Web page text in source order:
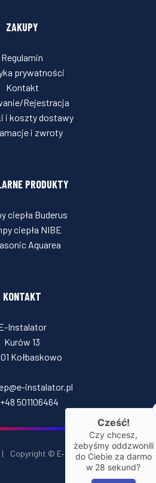
ZAKUPY
Regulamin
prywatności
Kontakt
Rejestracja
i koszty dostawy
i zwroty
PRODUKTY
ciepła Buderus
ciepła NIBE
Aquarea
KONTAKT
Instalator
Kurów 13
Kołbaskowo
instalator.pl
+48 501106464
| Copyright © E‑Installator 2026
Cześć!
Czy chcesz,
żebyśmy oddzwonili
do Ciebie za darmo
w 28 sekund?